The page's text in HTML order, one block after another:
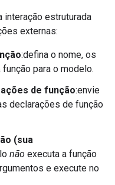
interação estruturada
externas:
:defina o nome, os
para o modelo.
de função:envie
declarações de função
(sua
não executa a função
e execute no